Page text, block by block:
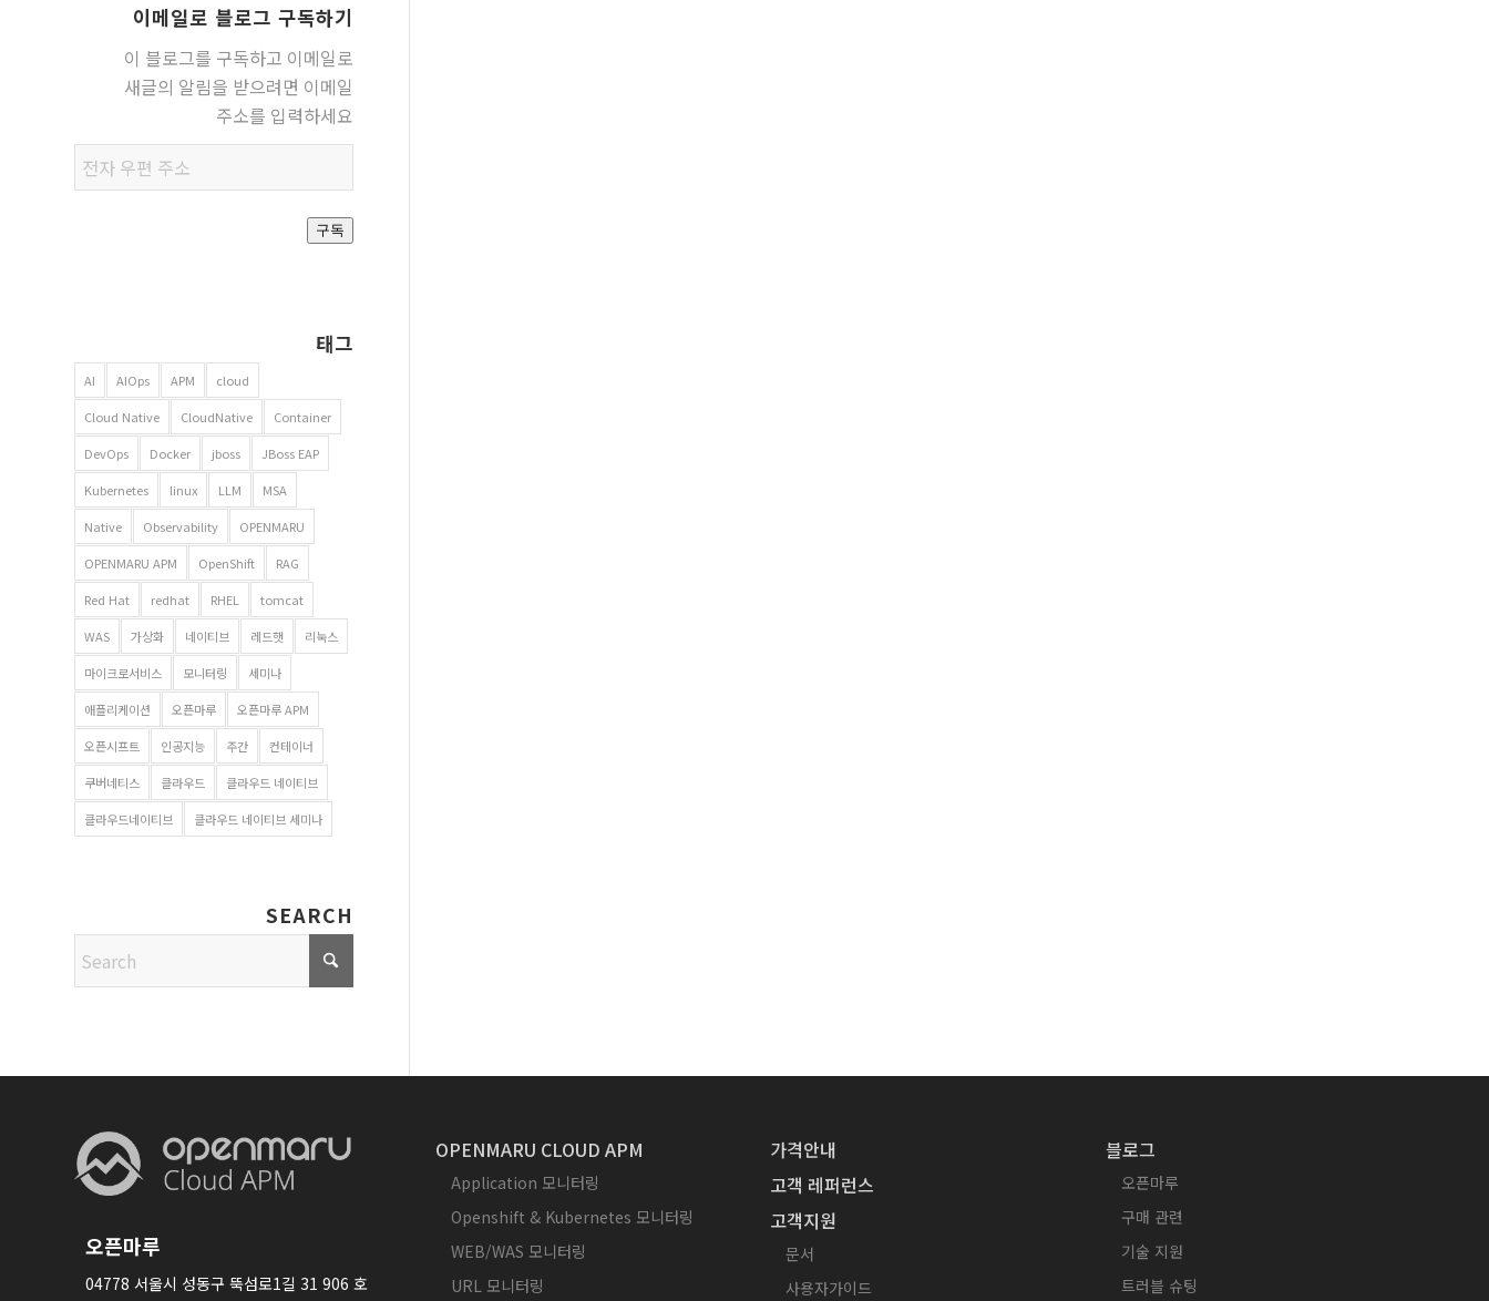
이메일로 블로그 구독하기
이 블로그를 구독하고 이메일로
새글의 알림을 받으려면 이메일
주소를 입력하세요
우편
주소
구독
태그
AI AIOps APM cloud
Cloud Native CloudNative Container
DevOps Docker jboss JBoss EAP
Kubernetes linux LLM MSA
Native Observability OPENMARU
OPENMARU APM OpenShift RAG
Red Hat redhat RHEL tomcat
WAS 가상화 네이티브 레드햇 리눅스
마이크로서비스 모니터링 세미나
애플리케이션 오픈마루 오픈마루 APM
오픈시프트 인공지능 주간 컨테이너
쿠버네티스 클라우드 클라우드 네이티브
클라우드네이티브 클라우드 네이티브 세미나
SEARCH
오픈마루
04778 서울시 성동구 뚝섬로1길 31 906 호
OPENMARU CLOUD APM
Application 모니터링
Openshift & Kubernetes 모니터링
WEB/WAS 모니터링
URL 모니터링
가격안내
고객 레퍼런스
고객지원
문서
사용자가이드
블로그
오픈마루
구매 관련
기술 지원
트러블 슈팅